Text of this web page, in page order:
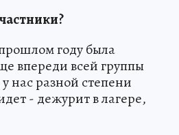
году была
впереди всей группы
нас разной степени
- дежурит в лагере,